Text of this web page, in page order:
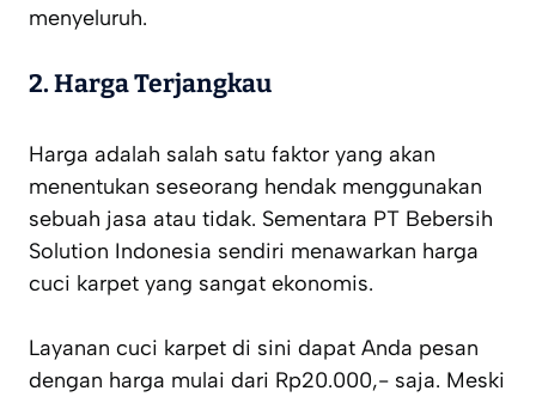
menyeluruh.
2. Harga Terjangkau
Harga adalah salah satu faktor yang akan
menentukan seseorang hendak menggunakan
sebuah jasa atau tidak. Sementara PT Bebersih
Solution Indonesia sendiri menawarkan harga
cuci karpet yang sangat ekonomis.
Layanan cuci karpet di sini dapat Anda pesan
dengan harga mulai dari Rp20.000,- saja. Meski